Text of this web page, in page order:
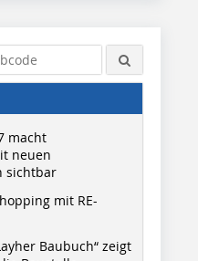
macht
neuen
sichtbar
mit RE-
Baubuch“ zeigt